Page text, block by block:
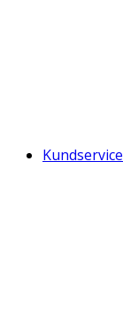
Kundservice